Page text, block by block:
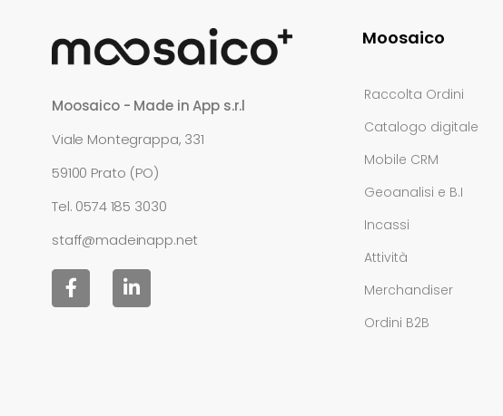
Moosaico - Made in App s.r.l
Viale Montegrappa, 331
59100 Prato (PO)
Tel. 0574 185 3030
staff@madeinapp.net
Moosaico
Raccolta Ordini
Catalogo digitale
Mobile CRM
Geoanalisi e B.I
Incassi
Attività
Merchandiser
Ordini B2B